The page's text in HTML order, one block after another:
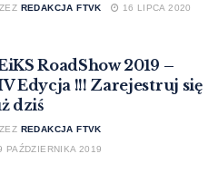
REDAKCJA FTVK 16 LIPCA 2020
RoadShow 2019 –
Edycja !!! Zarejestruj się
dziś
REDAKCJA FTVK
PAŹDZIERNIKA 2019